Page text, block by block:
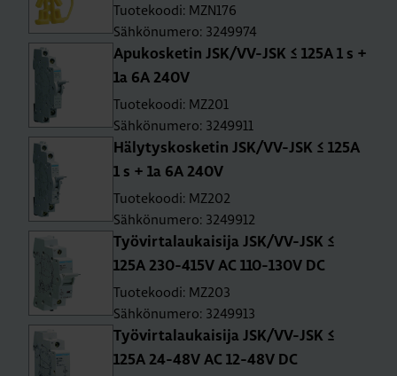
Tuotekoodi: MZN176
Sähkönumero: 3249974
Apu­kos­ke­tin JSK/VV-JSK ≤ 125A 1 s +
1a 6A 240V
Tuotekoodi: MZ201
Sähkönumero: 3249911
Hä­ly­tys­kos­ke­tin JSK/VV-JSK ≤ 125A
1 s + 1a 6A 240V
Tuotekoodi: MZ202
Sähkönumero: 3249912
Työ­vir­ta­lau­kai­si­ja JSK/VV-JSK ≤
125A 230-415V AC 110-130V DC
Tuotekoodi: MZ203
Sähkönumero: 3249913
Työ­vir­ta­lau­kai­si­ja JSK/VV-JSK ≤
125A 24-48V AC 12-48V DC